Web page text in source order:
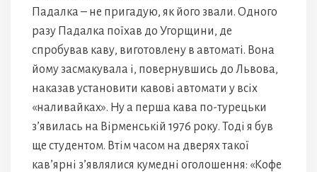
Падалка – не пригадую, як його звали. Одного
разу Падалка поїхав до Угорщини, де
спробував каву, виготовлену в автоматі. Вона
йому засмакувала і, повернувшись до Львова,
наказав установити кавові автомати у всіх
«наливайках». Ну а перша кава по-турецьки
з’явилась на Вірменській 1976 року. Тоді я був
ще студентом. Втім часом на дверях такої
кав’ярні з’являлися кумедні оголошення: «Кофе